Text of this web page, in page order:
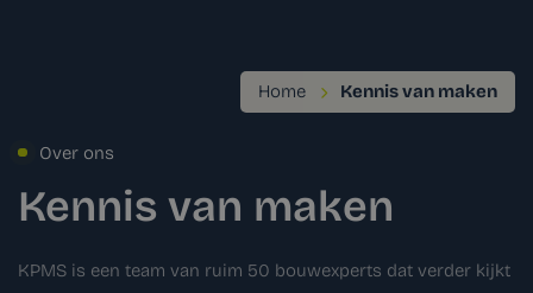
Home Kennis van maken
Over ons
Kennis van maken
KPMS is een team van ruim 50 bouwexperts dat verder kijkt